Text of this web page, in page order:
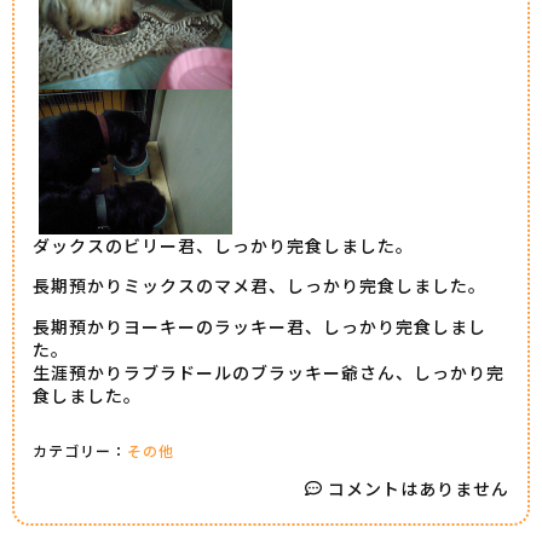
ダックスのビリー君、しっかり完食しました。
長期預かりミックスのマメ君、しっかり完食しました。
長期預かりヨーキーのラッキー君、しっかり完食しまし
た。
生涯預かりラブラドールのブラッキー爺さん、しっかり完
食しました。
カテゴリー： その他
コメントはありません